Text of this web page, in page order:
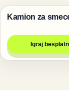
Trke
Kamion za
Igraj